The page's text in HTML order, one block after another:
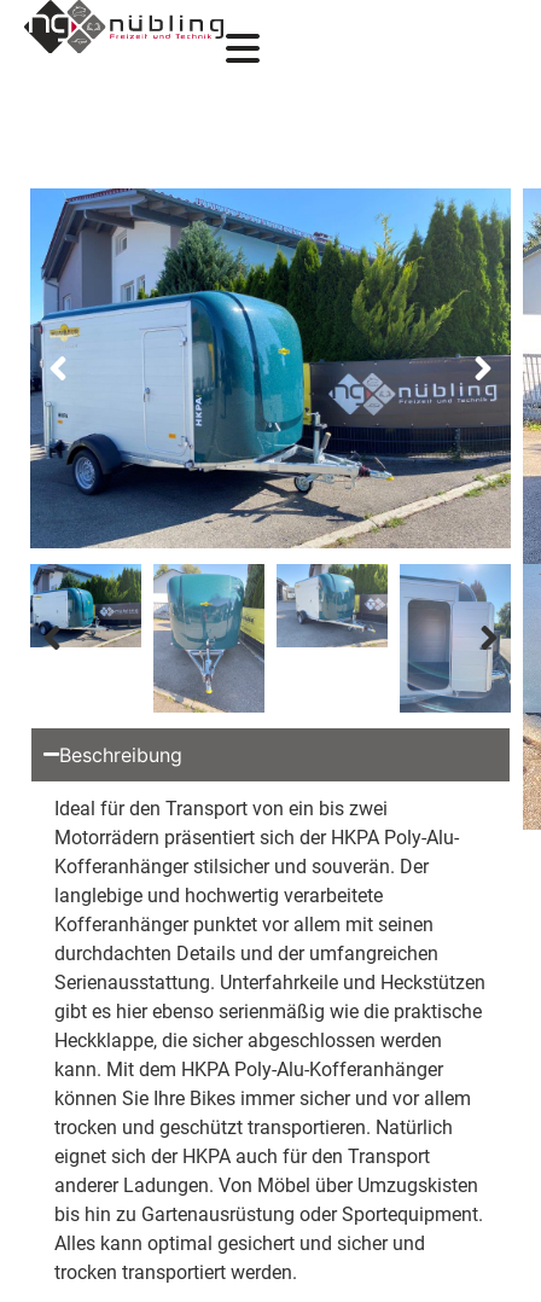
Beschreibung
Ideal für den Transport von ein bis zwei
Motorrädern präsentiert sich der HKPA Poly-Alu-
Kofferanhänger stilsicher und souverän. Der
langlebige und hochwertig verarbeitete
Kofferanhänger punktet vor allem mit seinen
durchdachten Details und der umfangreichen
Serienausstattung. Unterfahrkeile und Heckstützen
gibt es hier ebenso serienmäßig wie die praktische
Heckklappe, die sicher abgeschlossen werden
kann. Mit dem HKPA Poly-Alu-Kofferanhänger
können Sie Ihre Bikes immer sicher und vor allem
trocken und geschützt transportieren. Natürlich
eignet sich der HKPA auch für den Transport
anderer Ladungen. Von Möbel über Umzugskisten
bis hin zu Gartenausrüstung oder Sportequipment.
Alles kann optimal gesichert und sicher und
trocken transportiert werden.